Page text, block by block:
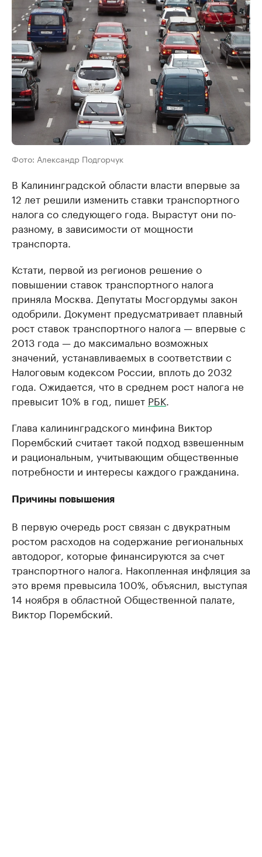
Фото: Александр Подгорчук
В Калининградской области власти впервые за
12 лет решили изменить ставки транспортного
налога со следующего года. Вырастут они по-
разному, в зависимости от мощности
транспорта.
Кстати, первой из регионов решение о
повышении ставок транспортного налога
приняла Москва. Депутаты Мосгордумы закон
одобрили. Документ предусматривает плавный
рост ставок транспортного налога — впервые с
2013 года — до максимально возможных
значений, устанавливаемых в соответствии с
Налоговым кодексом России, вплоть до 2032
года. Ожидается, что в среднем рост налога не
превысит 10% в год, пишет РБК
Глава калининградского минфина Виктор
Порембский считает такой подход взвешенным
и рациональным, учитывающим общественные
потребности и интересы каждого гражданина.
Причины повышения
В первую очередь рост связан с двукратным
ростом расходов на содержание региональных
автодорог, которые финансируются за счет
транспортного налога. Накопленная инфляция за
это время превысила 100%, объяснил, выступая
14 ноября в областной Общественной палате,
Виктор Порембский.